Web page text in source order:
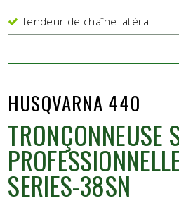
Tendeur de chaîne latéral
HUSQVARNA 440
TRONÇONNEUSE
SERIES-38SN